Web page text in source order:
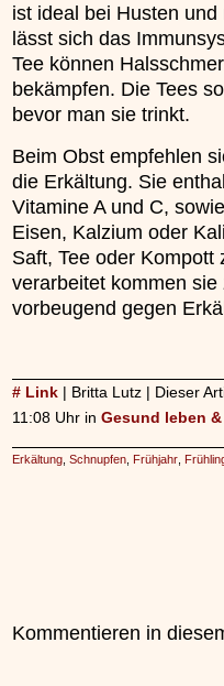
ist ideal bei Husten
lässt sich das
Tee können
bekämpfen. Die Tees
bevor man sie trinkt.
Beim Obst empfehlen
die Erkältung. Sie
Vitamine A und C,
Eisen, Kalzium oder
Saft, Tee oder
verarbeitet kommen
vorbeugend gegen
# Link | Britta Lutz | Dieser
11:08 Uhr in Gesund leben
Erkältung Schnupfen Frühjahr
Kommentieren in